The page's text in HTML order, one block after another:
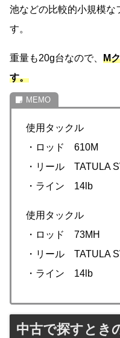
池などの比較的小規模な
す。
重量も20g台なので、 M
す。
使用タックル
・ロッド 610M
・リール TATULA
・ライン 14lb
使用タックル
・ロッド 73MH
・リール TATULA
・ライン 14lb
中古で探すとき